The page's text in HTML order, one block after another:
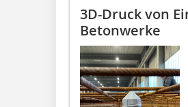
3D-Druck von
Betonwerke